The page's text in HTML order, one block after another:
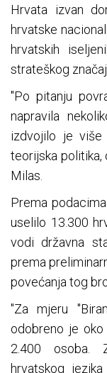
Hrvata izvan
hrvatske
hrvatskih
strateškog
"Po pitanju
napravila
izdvojilo je
teorijska politika,
Milas.
Prema
uselilo 13.300
vodi državna
prema
povećanja tog
"Za mjeru
odobreno je
2.400 osoba.
hrvatskog